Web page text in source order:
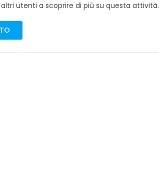
utenti a scoprire di più su questa attività.